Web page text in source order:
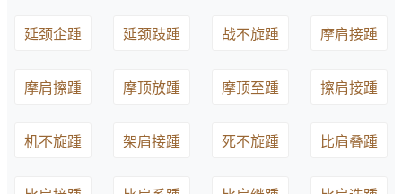
延颈企踵 延颈跂踵 战不旋踵 摩肩接踵
摩肩擦踵 摩顶放踵 摩顶至踵 擦肩接踵
机不旋踵 架肩接踵 死不旋踵 比肩叠踵